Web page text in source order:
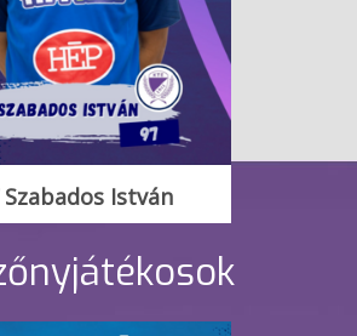
Szabados István